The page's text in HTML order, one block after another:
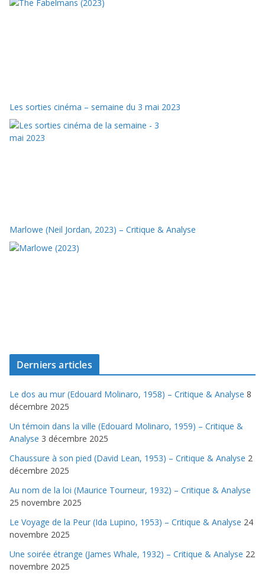
Les sorties cinéma – semaine du 3 mai 2023
Marlowe (Neil Jordan, 2023) – Critique & Analyse
Derniers articles
Le dos au mur (Edouard Molinaro, 1958) – Critique & Analyse 8
décembre 2025
Un témoin dans la ville (Edouard Molinaro, 1959) – Critique &
Analyse 3 décembre 2025
Chaussure à son pied (David Lean, 1953) – Critique & Analyse 2
décembre 2025
Au nom de la loi (Maurice Tourneur, 1932) – Critique & Analyse
25 novembre 2025
Le Voyage de la Peur (Ida Lupino, 1953) – Critique & Analyse 24
novembre 2025
Une soirée étrange (James Whale, 1932) – Critique & Analyse 22
novembre 2025